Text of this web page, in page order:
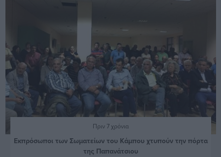
Πριν 7 χρόνια
Εκπρόσωποι των Σωματείων του Κάμπου χτυπούν την πόρτα
της Παπανάτσιου